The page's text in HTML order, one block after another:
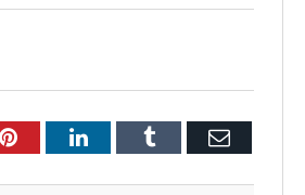
PinterestLinkedInTumblr Email